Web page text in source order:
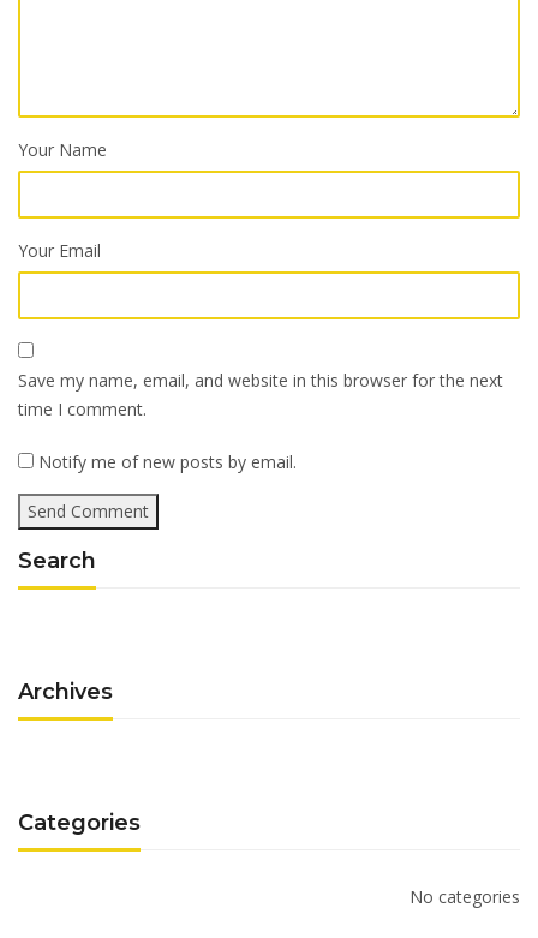
Your Name
Your Email
Save my name, email, and website in this browser for the next
time I comment.
Notify me of new posts by email.
Search
Archives
Categories
No categories